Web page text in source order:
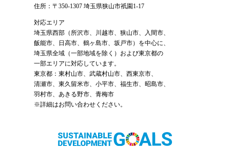
住所：〒350-1307 埼玉県狭山市祇園1-17
対応エリア
埼玉県西部（ 所沢市、 川越市、狭山市、入間市、
飯能市、日高市、鶴ヶ島市、坂戸市）を中心に、
埼玉県全域（一部地域を除く）および東京都の
一部エリアに対応しています。
東京都：東村山市、武蔵村山市、西東京市、
清瀬市、東久留米市、小平市、福生市、昭島市、
羽村市、あきる野市、青梅市
※詳細はお問い合わせください。